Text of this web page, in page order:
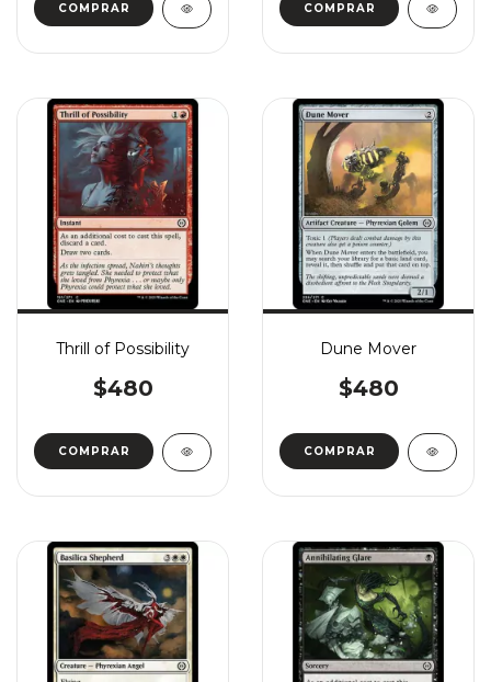
COMPRAR COMPRAR
Thrill of Possibility
$480
COMPRAR
Dune Mover
$480
COMPRAR